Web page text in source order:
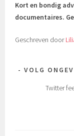
Kort en bondig
documentaires.
Geschreven door
VOLG
Twitter